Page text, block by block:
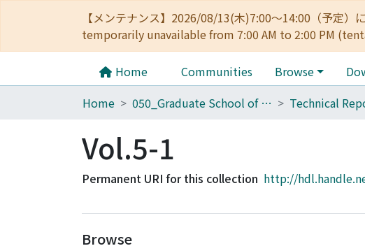
【メンテナンス】2026/08/13(木)7:00～14:00（予定
temporarily unavailable from 7:00 AM to 2:00 PM
Home Communities Browse
Home
050_Graduate School of Science
Vol.5-1
Permanent URI for this collection http://
Browse